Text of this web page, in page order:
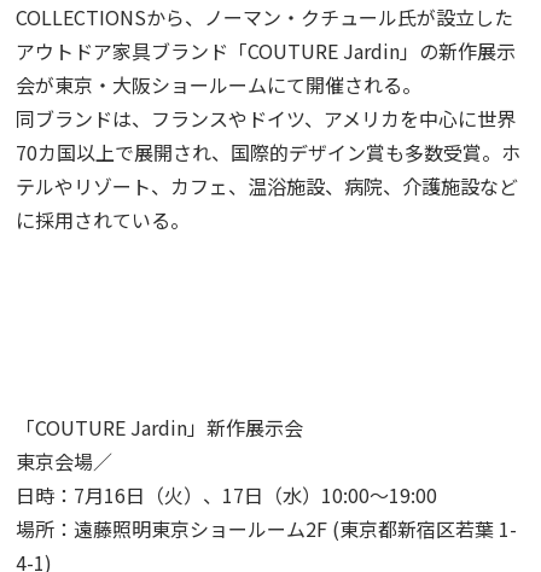
COLLECTIONSから、ノーマン・クチュール氏が設立した
アウトドア家具ブランド「COUTURE Jardin」の新作展示
会が東京・大阪ショールームにて開催される。
同ブランドは、フランスやドイツ、アメリカを中心に世界
70カ国以上で展開され、国際的デザイン賞も多数受賞。ホ
テルやリゾート、カフェ、温浴施設、病院、介護施設など
に採用されている。
「COUTURE Jardin」新作展示会
東京会場／
日時： 7月16日（火）、 17日（水） 10:00〜19:00
場所：遠藤照明東京ショールーム2F (東京都新宿区若葉 1-
4-1)